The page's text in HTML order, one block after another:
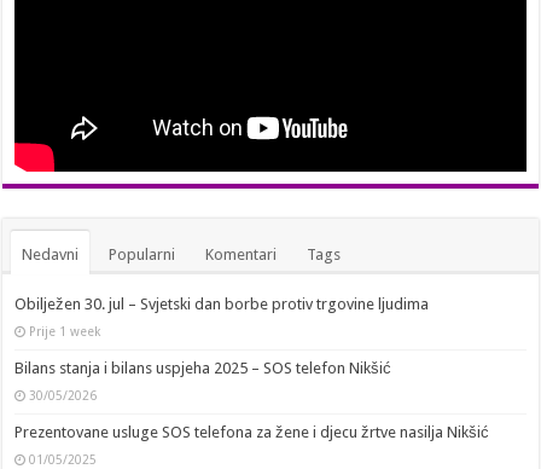
Nedavni Popularni Komentari Tags
Obilježen 30. jul – Svjetski dan borbe protiv trgovine ljudima
Prije 1 week
Bilans stanja i bilans uspjeha 2025 – SOS telefon Nikšić
30/05/2026
Prezentovane usluge SOS telefona za žene i djecu žrtve nasilja Nikšić
01/05/2025